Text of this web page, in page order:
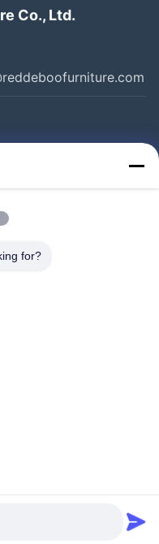
Co., Ltd.
Ltd.. . Все права защищены.
for?